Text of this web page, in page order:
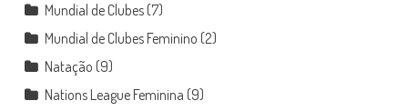
Mundial de Clubes(7)
Mundial de Clubes Feminino (2)
Natação (9)
Nations League Feminina (9)